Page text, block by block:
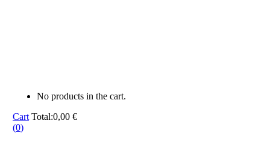
No products in the cart.
Cart Total:0,00 €
(0)